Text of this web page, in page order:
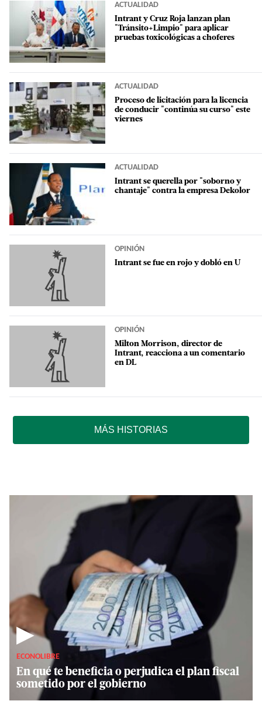
ACTUALIDAD
Intrant y Cruz Roja lanzan plan
"Tránsito+Limpio" para aplicar
pruebas toxicológicas a choferes
ACTUALIDAD
Proceso de licitación para la licencia
de conducir "continúa su curso" este
viernes
ACTUALIDAD
Intrant se querella por "soborno y
chantaje" contra la empresa Dekolor
OPINIÓN
Intrant se fue en rojo y dobló en U
OPINIÓN
Milton Morrison, director de
Intrant, reacciona a un comentario
en DL
MÁS HISTORIAS
▶
ECONOLIBRE
En qué te beneficia o perjudica el plan fiscal
sometido por el gobierno